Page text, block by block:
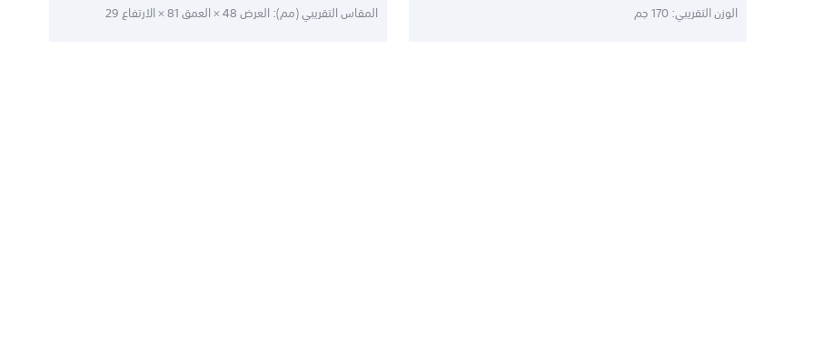
المقاس التقريبي (مم): العرض 48 × العمق 81 × الارتفاع 29 الوزن التقريبي: 170 جم